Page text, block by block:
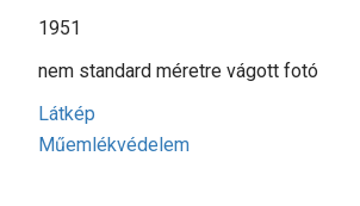
1951
nem standard méretre vágott fotó
Látkép
Műemlékvédelem